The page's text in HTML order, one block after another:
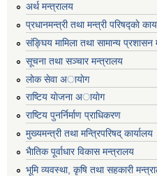
अर्थ मन्त्रालय
प्रधानमन्त्री तथा मन्त्री परिषद्काे
संङ्घिय मामिला तथा सामान्य प्रशासन
सूचना तथा सञ्चार मन्त्रालय
लाेक सेवा अायाेग
राष्टिय याेजना अायाेग
राष्टिय पुनर्निर्माण प्राधिकरण
मुख्यमन्त्री तथा मन्त्रिपरिषद् कार्यालय
भैातिक पूर्वाधार विकास मन्त्रालय
भूमि व्यवस्था, कृषि तथा सहकारी